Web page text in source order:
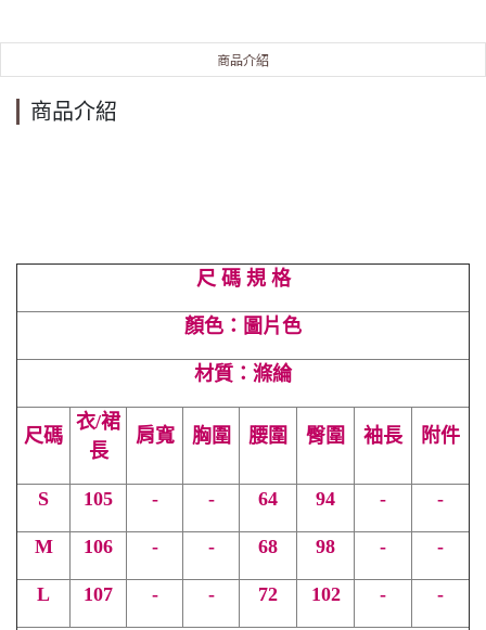
商品介紹
商品介紹
尺 碼 規 格
顏色：圖片色
材質：滌綸
尺碼
衣/裙
長
肩寬 胸圍 腰圍 臀圍 袖長 附件
S 105 - - 64 94 - -
M 106 - - 68 98 - -
L 107 - - 72 102 - -